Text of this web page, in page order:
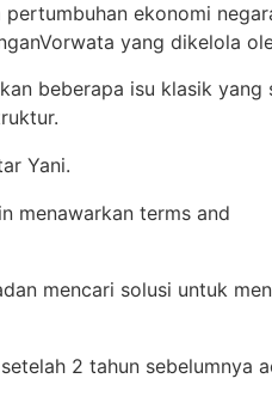
pertumbuhan ekonomi
Vorwata yang dikelola
beberapa isu klasik yang
.
ar Yani.
menawarkan terms and
dan mencari solusi untuk
setelah 2 tahun sebelumnya